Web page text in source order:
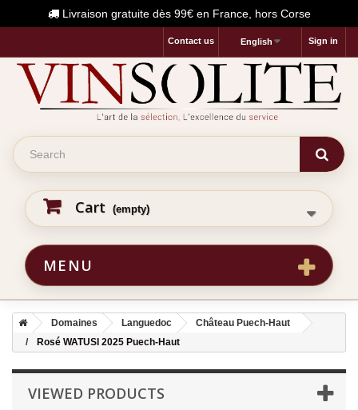
Livraison gratuite dès 99€ en France, hors Corse
Sign in
English
Contact us
Cart (empty)
MENU
Domaines Languedoc
Château Puech-Haut
Rosé WATUSI 2025 Puech-Haut
VIEWED PRODUCTS